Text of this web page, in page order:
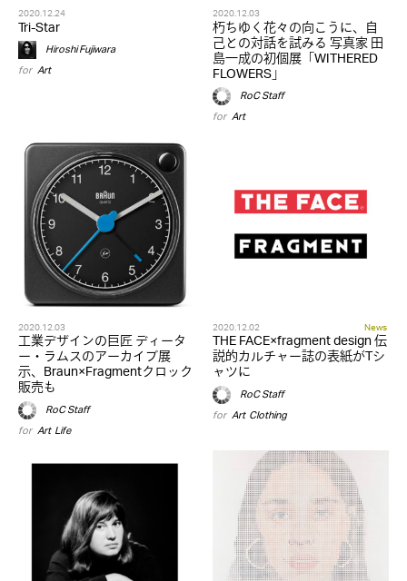
2020.12.24
Tri-Star
Hiroshi Fujiwara
for Art
2020.12.03
朽ちゆく花々の向こうに、自
己との対話を試みる 写真家 田
島一成の初個展「WITHERED
FLOWERS」
RoC Staff
for Art
2020.12.03
工業デザインの巨匠 ディータ
ー・ラムスのアーカイブ展
示、Braun×Fragmentクロック
販売も
RoC Staff
for Art,Life
2020.12.02 News
THE FACE×fragment design 伝
説的カルチャー誌の表紙がTシ
ャツに
RoC Staff
for Art,Clothing